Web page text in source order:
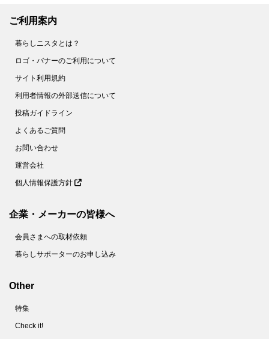
ご利用案内
暮らしニスタとは？
ロゴ・バナーのご利用について
サイト利用規約
利用者情報の外部送信について
投稿ガイドライン
よくあるご質問
お問い合わせ
運営会社
個人情報保護方針
企業・メーカーの皆様へ
会員さまへの取材依頼
暮らしサポーターのお申し込み
Other
特集
Check it!